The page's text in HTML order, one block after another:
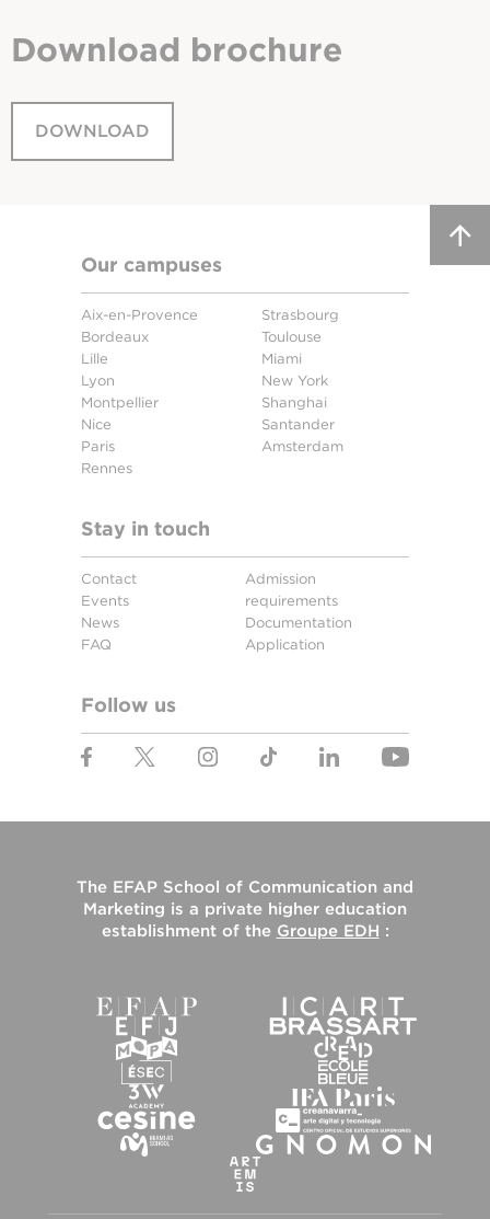
Download brochure
DOWNLOAD
Our campuses
Aix-en-Provence
Bordeaux
Lille
Lyon
Montpellier
Nice
Paris
Rennes
Strasbourg
Toulouse
Miami
New York
Shanghai
Santander
Amsterdam
Stay in touch
Contact
Events
News
FAQ
Admission
requirements
Documentation
Application
Follow us
The EFAP School of Communication and
Marketing is a private higher education
establishment of the Groupe EDH :